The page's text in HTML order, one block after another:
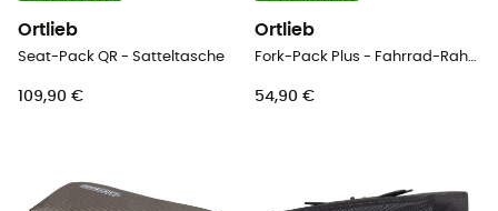
Ortlieb
Seat-Pack QR - Satteltasche
109,90 €
Ortlieb
Fork-Pack Plus - Fahrrad-Rahmentasche
54,90 €